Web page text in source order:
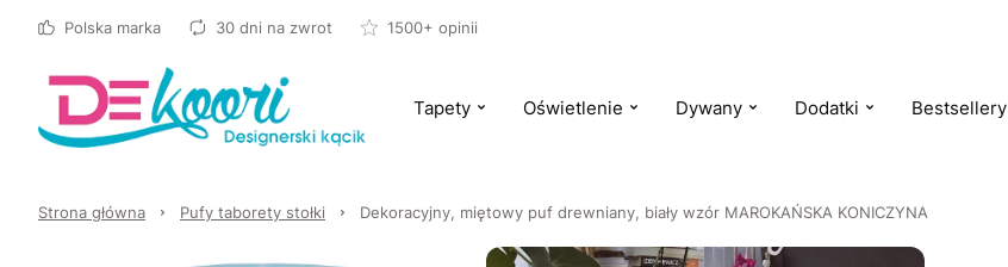
Polska marka 30 dni na zwrot 1500+ opinii
Tapety Oświetlenie Dywany Dodatki Bestsellery
Strona główna Pufy taborety stołki Dekoracyjny, miętowy puf drewniany, biały wzór MAROKAŃSKA KONICZYNA